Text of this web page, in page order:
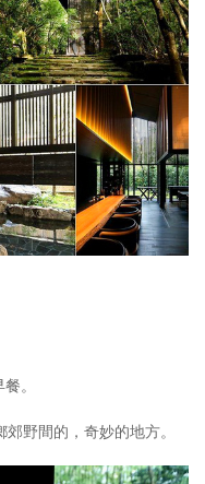
。
野間的，奇妙的地方。